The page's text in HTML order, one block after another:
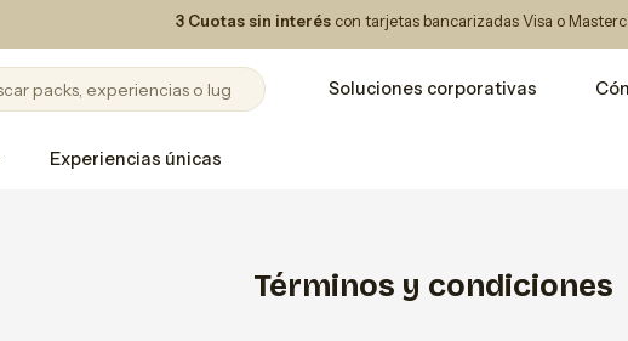
3 Cuotas sin interés con tarjetas bancarizadas Visa o
Soluciones corporativas
Experiencias únicas
Términos y condiciones